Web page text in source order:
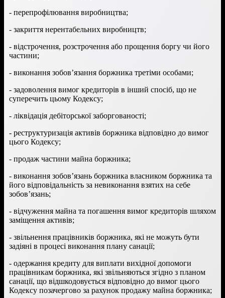
- перепрофілювання виробництва;
- закриття нерентабельних виробництв;
- відстрочення, розстрочення або прощення боргу чи його
частини;
- виконання зобов’язання боржника третіми особами;
- задоволення вимог кредиторів в інший спосіб, що не
суперечить цьому Кодексу;
- ліквідація дебіторської заборгованості;
- реструктуризація активів боржника відповідно до вимог
цього Кодексу;
- продаж частини майна боржника;
- виконання зобов’язань боржника власником боржника та
його відповідальність за невиконання взятих на себе
зобов’язань;
- відчуження майна та погашення вимог кредиторів шляхом
заміщення активів;
- звільнення працівників боржника, які не можуть бути
задіяні в процесі виконання плану санації;
- одержання кредиту для виплати вихідної допомоги
працівникам боржника, які звільняються згідно з планом
санації, що відшкодовується відповідно до вимог цього
Кодексу позачергово за рахунок продажу майна боржника;